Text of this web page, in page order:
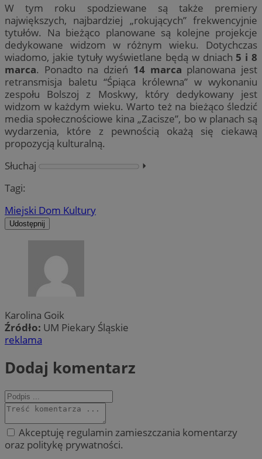
W tym roku spodziewane są także premiery
największych, najbardziej „rokujących” frekwencyjnie
tytułów. Na bieżąco planowane są kolejne projekcje
dedykowane widzom w różnym wieku. Dotychczas
wiadomo, jakie tytuły wyświetlane będą w dniach 5 i 8
marca. Ponadto na dzień 14 marca planowana jest
retransmisja baletu “Śpiąca królewna” w wykonaniu
zespołu Bolszoj z Moskwy, który dedykowany jest
widzom w każdym wieku. Warto też na bieżąco śledzić
media społecznościowe kina „Zacisze”, bo w planach są
wydarzenia, które z pewnością okażą się ciekawą
propozycją kulturalną.
Słuchaj
⏵︎
Tagi:
Miejski Dom Kultury
Udostępnij
Karolina Goik
Źródło: UM Piekary Śląskie
reklama
Dodaj komentarz
Akceptuję regulamin zamieszczania komentarzy
oraz politykę prywatności.